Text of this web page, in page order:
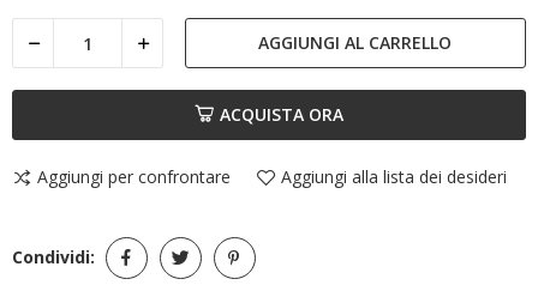
AGGIUNGI AL CARRELLO
ACQUISTA ORA
Aggiungi per confrontare Aggiungi alla lista dei desideri
Condividi: